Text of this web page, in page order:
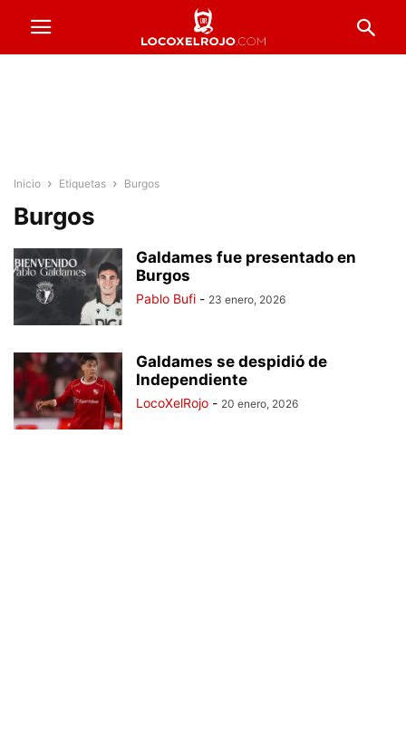
Inicio Etiquetas Burgos
Burgos
Galdames fue presentado en
Burgos
Pablo Bufi - 23 enero, 2026
Galdames se despidió de
Independiente
LocoXelRojo - 20 enero, 2026